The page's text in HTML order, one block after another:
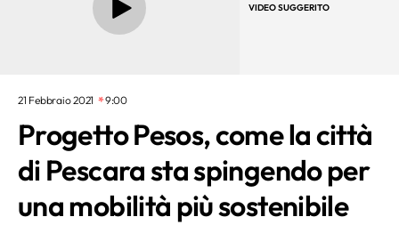
VIDEO SUGGERITO
21 Febbraio 2021 9:00
Progetto Pesos, come la città
di Pescara sta spingendo per
una mobilità più sostenibile